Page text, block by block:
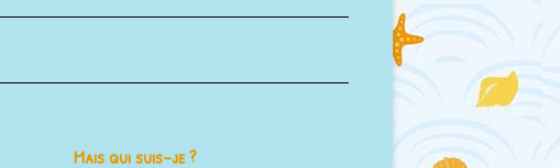
Mais qui suis-je ?